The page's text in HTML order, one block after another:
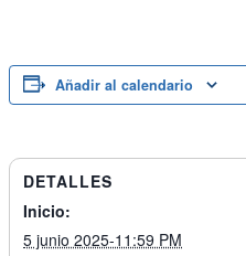
Añadir al calendario
DETALLES
Inicio:
5 junio 2025-11:59 PM